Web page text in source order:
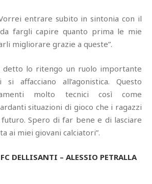
entrare subito in sintonia con il
fargli capire quanto prima le mie
migliorare grazie a queste”.
detto lo ritengo un ruolo importante
affacciano all’agonistica. Questo
molto tecnici così come
situazioni di gioco che i ragazzi
Spero di far bene e di lasciare
ai miei giovani calciatori”.
DELLISANTI – ALESSIO PETRALLA